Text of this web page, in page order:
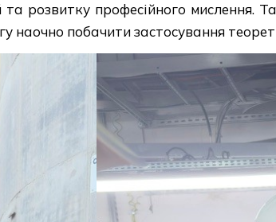
та розвитку професійного
наочно побачити застосування